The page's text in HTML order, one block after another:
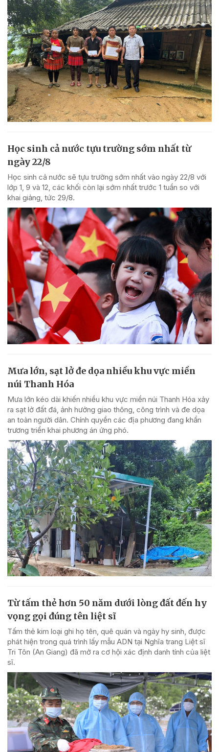
Học sinh cả nước tựu trường sớm nhất từ
ngày 22/8
Học sinh cả nước sẽ tựu trường sớm nhất vào ngày 22/8 với
lớp 1, 9 và 12, các khối còn lại sớm nhất trước 1 tuần so với
khai giảng, tức 29/8.
Mưa lớn, sạt lở đe dọa nhiều khu vực miền
núi Thanh Hóa
Mưa lớn kéo dài khiến nhiều khu vực miền núi Thanh Hóa xảy
ra sạt lở đất đá, ảnh hưởng giao thông, công trình và đe dọa
an toàn người dân. Chính quyền các địa phương đang khẩn
trương triển khai phương án ứng phó.
Từ tấm thẻ hơn 50 năm dưới lòng đất đến hy
vọng gọi đúng tên liệt sĩ
Tấm thẻ kim loại ghi họ tên, quê quán và ngày hy sinh, được
phát hiện trong quá trình lấy mẫu ADN tại Nghĩa trang Liệt sĩ
Tri Tôn (An Giang) đã mở ra cơ hội xác định danh tính của liệt
sĩ.